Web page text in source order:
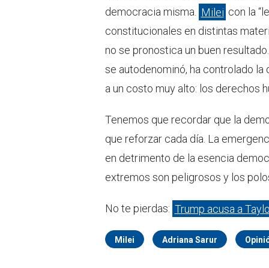
democracia misma. Milei con la
constitucionales en distintas
no se pronostica un buen
se autodenominó, ha controlado la
a un costo muy alto: los derechos
Tenemos que recordar que la
que reforzar cada día. La
en detrimento de la esencia
extremos son peligrosos y los
No te pierdas: Trump acusa a
Milei Adriana Sarur